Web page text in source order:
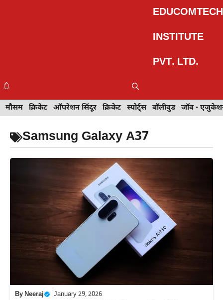
EDUCOMTECH
INSTITUTE
PVT. LTD.
इवेंट
खेल मेहंदी डिज़ाइन टेक्नोलॉजी ट्रेवल बॉलीवुड जॉब - एजुकेशन
मौसम क्रिकेट ऑपरेशन सिंदूर क्रिकेट स्पोर्ट्स बॉलीवुड जॉब -
Samsung Galaxy A37
ByNeeraj January 29, 2026